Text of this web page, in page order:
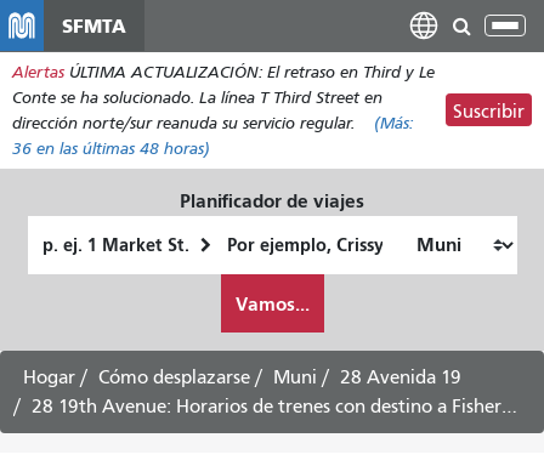
contenido
principal
SFMTA
Alertas ÚLTIMA ACTUALIZACIÓN: El retraso en Third y Le
Conte se ha solucionado. La línea T Third Street en
dirección norte/sur reanuda su servicio regular.
(Más:
36 en las últimas 48 horas)
Suscribir
Planificador de viajes
de
quiero
viajar
Vamos...
Hogar Cómo desplazarse Muni
28 Avenida 19
28 19th Avenue: Horarios de trenes con destino a Fisherman's Wharf -